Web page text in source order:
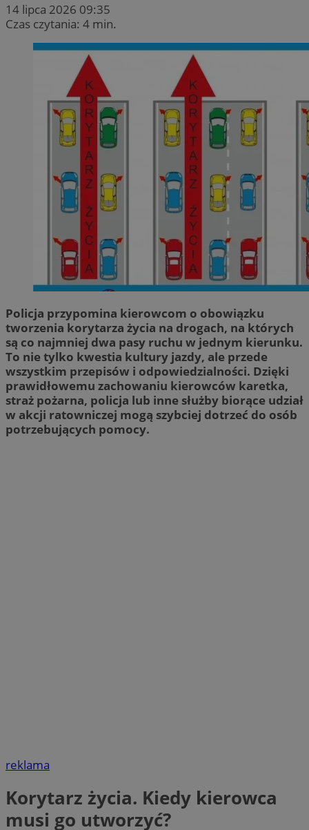
14 lipca 2026 09:35
Czas czytania: 4 min.
Policja przypomina kierowcom o obowiązku
tworzenia korytarza życia na drogach, na których
są co najmniej dwa pasy ruchu w jednym kierunku.
To nie tylko kwestia kultury jazdy, ale przede
wszystkim przepisów i odpowiedzialności. Dzięki
prawidłowemu zachowaniu kierowców karetka,
straż pożarna, policja lub inne służby biorące udział
w akcji ratowniczej mogą szybciej dotrzeć do osób
potrzebujących pomocy.
reklama
Korytarz życia. Kiedy kierowca
musi go utworzyć?